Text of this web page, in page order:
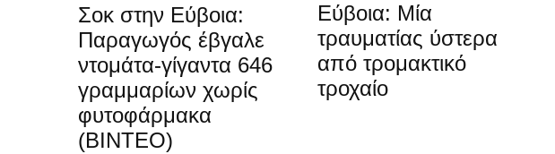
Σοκ στην Εύβοια:
Παραγωγός έβγαλε
ντομάτα-γίγαντα 646
γραμμαρίων χωρίς
φυτοφάρμακα
(ΒΙΝΤΕΟ)
Εύβοια: Μία
τραυματίας ύστερα
από τρομακτικό
τροχαίο